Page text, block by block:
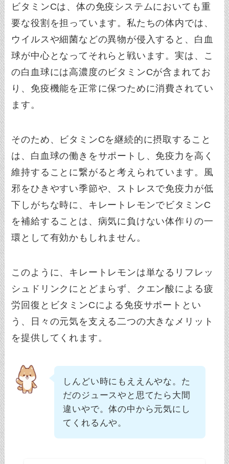
ビタミンCは、体の免疫システムにおいても重
要な役割を担っています。私たちの体内では、
ウイルスや細菌などの異物が侵入すると、白血
球が中心となってそれらと戦います。実は、こ
の白血球には高濃度のビタミンCが含まれてお
り、免疫機能を正常に保つために消費されてい
ます。
そのため、ビタミンCを継続的に摂取すること
は、白血球の働きをサポートし、免疫力を高く
維持することに繋がると考えられています。風
邪をひきやすい季節や、ストレスで免疫力が低
下しがちな時に、キレートレモンでビタミンC
を補給することは、病気に負けない体作りの一
環として有効かもしれません。
このように、キレートレモンは単なるリフレッ
シュドリンクにとどまらず、クエン酸による疲
労回復とビタミンCによる免疫サポートとい
う、日々の元気を支える二つの大きなメリット
を提供してくれます。
しんどい時にもええんやな。た
だのジュースやと思てたら大間
違いやで。体の中から元気にし
てくれるんや。